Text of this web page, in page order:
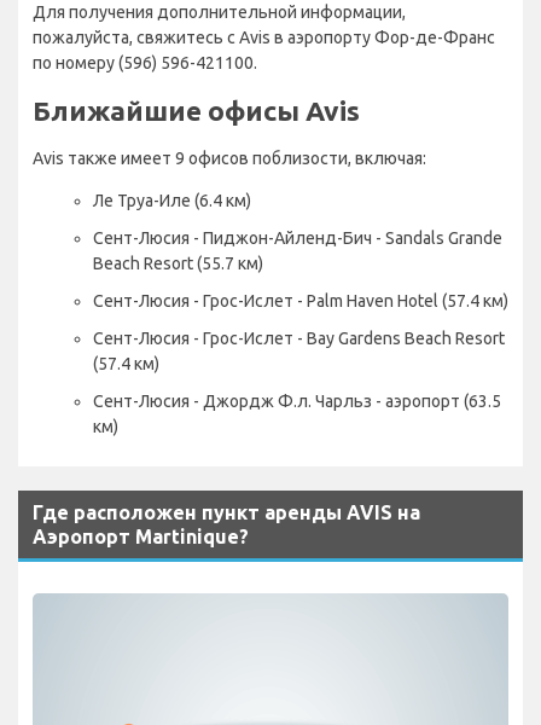
Для получения дополнительной информации,
пожалуйста, свяжитесь с Avis в аэропорту Фор-де-Франс
по номеру (596) 596-421100.
Ближайшие офисы Avis
Avis также имеет 9 офисов поблизости, включая:
Ле Труа-Иле (6.4 км)
Сент-Люсия - Пиджон-Айленд-Бич - Sandals Grande
Beach Resort (55.7 км)
Сент-Люсия - Грос-Ислет - Palm Haven Hotel (57.4 км)
Сент-Люсия - Грос-Ислет - Bay Gardens Beach Resort
(57.4 км)
Сент-Люсия - Джордж Ф.л. Чарльз - аэропорт (63.5
км)
Где расположен пункт аренды AVIS на
Аэропорт Martinique?